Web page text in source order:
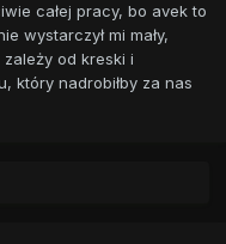
całej pracy, bo avek to
wystarczył mi mały,
od kreski i
który nadrobiłby za nas